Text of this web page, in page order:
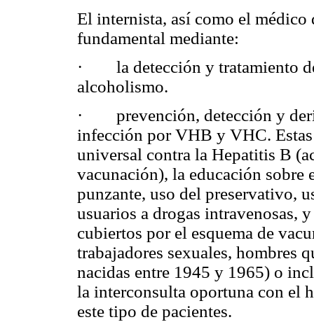
El internista, así como el
fundamental mediante:
· la detección y tratamiento
alcoholismo.
· prevención, detección y
infección por VHB y VHC.
universal contra la Hepatitis B
vacunación), la educación sobre
punzante, uso del preservativo,
usuarios a drogas intravenosas,
cubiertos por el esquema de
trabajadores sexuales, hombres
nacidas entre 1945 y 1965) o
la interconsulta oportuna con el
este tipo de pacientes.